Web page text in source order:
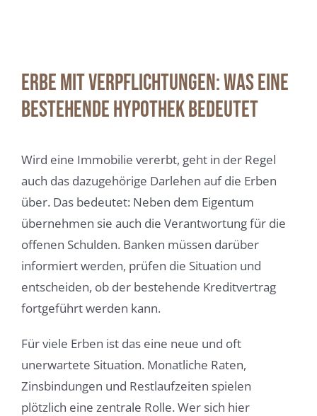
Erbe mit Verpflichtungen: Was eine
bestehende Hypothek bedeutet
Wird eine Immobilie vererbt, geht in der Regel
auch das dazugehörige Darlehen auf die Erben
über. Das bedeutet: Neben dem Eigentum
übernehmen sie auch die Verantwortung für die
offenen Schulden. Banken müssen darüber
informiert werden, prüfen die Situation und
entscheiden, ob der bestehende Kreditvertrag
fortgeführt werden kann.
Für viele Erben ist das eine neue und oft
unerwartete Situation. Monatliche Raten,
Zinsbindungen und Restlaufzeiten spielen
plötzlich eine zentrale Rolle. Wer sich hier